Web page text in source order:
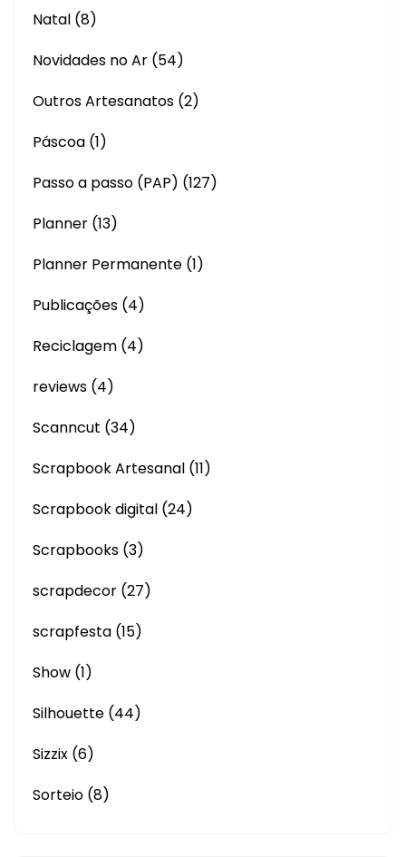
Natal (8)
Novidades no Ar (54)
Outros Artesanatos (2)
Páscoa (1)
Passo a passo (PAP) (127)
Planner (13)
Planner Permanente (1)
Publicações (4)
Reciclagem (4)
reviews (4)
Scanncut (34)
Scrapbook Artesanal (11)
Scrapbook digital (24)
Scrapbooks (3)
scrapdecor (27)
scrapfesta (15)
Show (1)
Silhouette (44)
Sizzix (6)
Sorteio (8)